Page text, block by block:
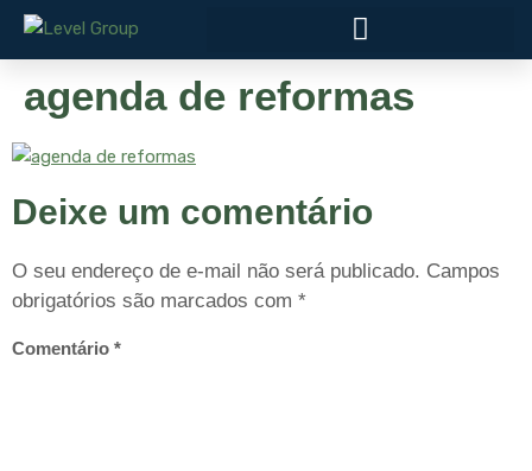
agenda de reformas
Deixe um comentário
O seu endereço de e-mail não será publicado. Campos
obrigatórios são marcados com *
Comentário *